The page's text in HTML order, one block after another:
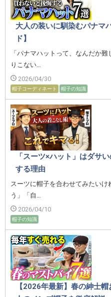
大人の装いに馴染むパナマ
ド】
「パナマハットって、なんだか
りこない…
2026/04/30
帽子コーディネート 帽子の知識
「スーツ×ハット」はダサ
する理由
スーツに帽子を合わせてみたい
う」「自…
2026/04/10
帽子の知識
【2026年最新】春の紳士